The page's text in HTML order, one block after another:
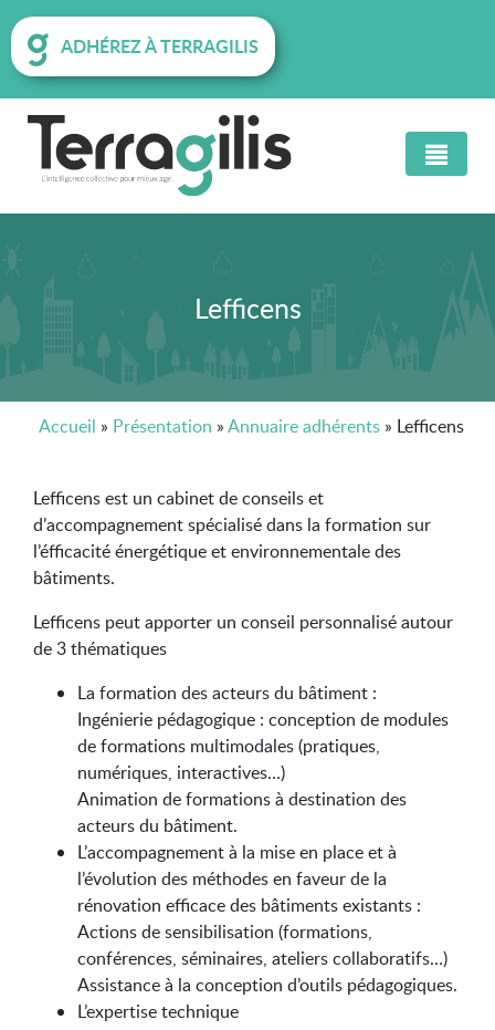
ADHÉREZ À TERRAGILIS
Lefficens
Accueil » Présentation »Annuaire adhérents » Lefficens
Lefficens est un cabinet de conseils et
d’accompagnement spécialisé dans la formation sur
l’éfficacité énergétique et environnementale des
bâtiments.
Lefficens peut apporter un conseil personnalisé autour
de 3 thématiques
La formation des acteurs du bâtiment :
Ingénierie pédagogique : conception de modules
de formations multimodales (pratiques,
numériques, interactives…)
Animation de formations à destination des
acteurs du bâtiment.
L’accompagnement à la mise en place et à
l’évolution des méthodes en faveur de la
rénovation efficace des bâtiments existants :
Actions de sensibilisation (formations,
conférences, séminaires, ateliers collaboratifs…)
Assistance à la conception d’outils pédagogiques.
L’expertise technique